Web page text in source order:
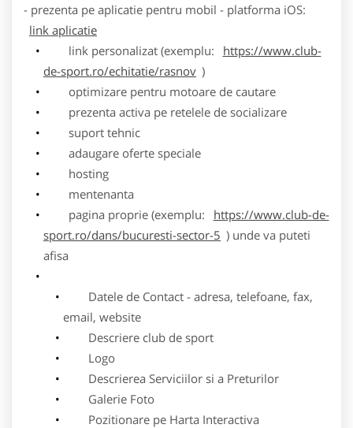
- prezenta pe aplicatie pentru mobil - platforma iOS:
link aplicatie
link personalizat (exemplu:
https://www.club-
de-sport.ro/echitatie/rasnov )
optimizare pentru motoare de cautare
prezenta activa pe retelele de socializare
suport tehnic
adaugare oferte speciale
hosting
mentenanta
pagina proprie (exemplu:
https://www.club-de-
sport.ro/dans/bucuresti-sector-5 ) unde va puteti
afisa
Datele de Contact - adresa, telefoane, fax,
email, website
Descriere club de sport
Logo
Descrierea Serviciilor si a Preturilor
Galerie Foto
Pozitionare pe Harta Interactiva